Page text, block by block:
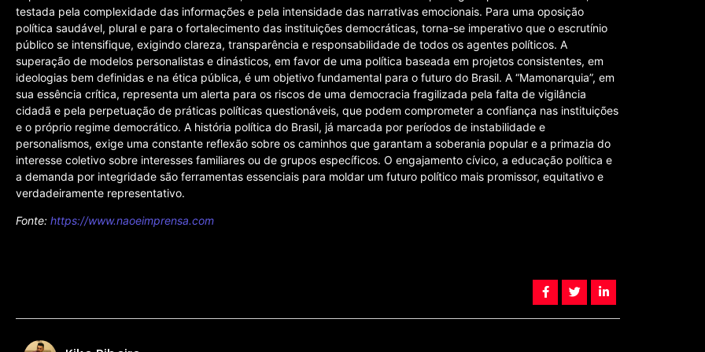
testada pela complexidade das informações e pela intensidade das narrativas emocionais. Para uma oposição
política saudável, plural e para o fortalecimento das instituições democráticas, torna-se imperativo que o escrutínio
público se intensifique, exigindo clareza, transparência e responsabilidade de todos os agentes políticos. A
superação de modelos personalistas e dinásticos, em favor de uma política baseada em projetos consistentes, em
ideologias bem definidas e na ética pública, é um objetivo fundamental para o futuro do Brasil. A “Mamonarquia”, em
sua essência crítica, representa um alerta para os riscos de uma democracia fragilizada pela falta de vigilância
cidadã e pela perpetuação de práticas políticas questionáveis, que podem comprometer a confiança nas instituições
e o próprio regime democrático. A história política do Brasil, já marcada por períodos de instabilidade e
personalismos, exige uma constante reflexão sobre os caminhos que garantam a soberania popular e a primazia do
interesse coletivo sobre interesses familiares ou de grupos específicos. O engajamento cívico, a educação política e
a demanda por integridade são ferramentas essenciais para moldar um futuro político mais promissor, equitativo e
verdadeiramente representativo.
Fonte: https://www.naoeimprensa.com